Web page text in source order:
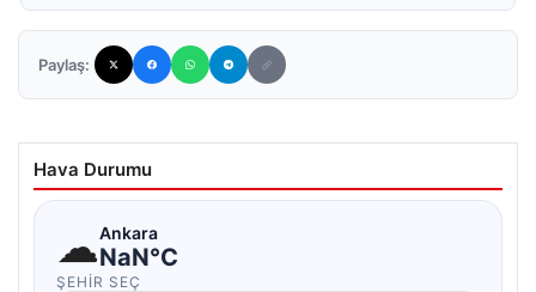
Paylaş:
Hava Durumu
☁Ankara
NaN°C
ŞEHIR SEÇ